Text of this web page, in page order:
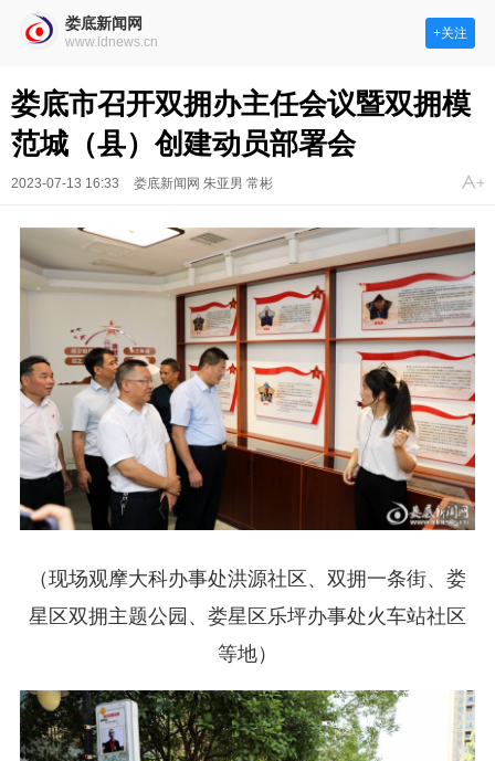
娄底新闻网
www.ldnews.cn
+关注
娄底市召开双拥办主任会议暨双拥模
范城（县）创建动员部署会
2023-07-13 16:33 娄底新闻网 朱亚男 常彬
（现场观摩大科办事处洪源社区、双拥一条街、娄
星区双拥主题公园、娄星区乐坪办事处火车站社区
等地）